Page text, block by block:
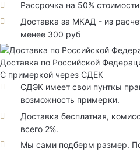
Рассрочка на 50%
Доставка за МКАД - из
менее 300 руб
Доставка по Российской
С примеркой через СДЕК
СДЭК имеет свои пунткы
возможность примерки.
Доставка бесплатная,
всего 2%.
Мы сами подберм размер.